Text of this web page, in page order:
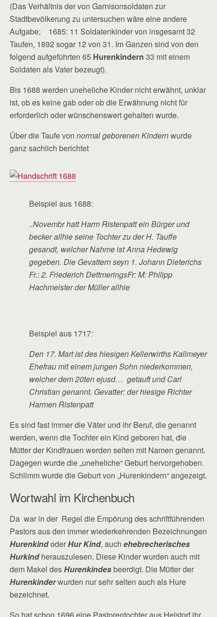
(Das Verhältnis der von Garnisonsoldaten zur
Stadtbevölkerung zu untersuchen wäre eine andere
Aufgabe; 1685: 11 Soldatenkinder von insgesamt 32
Taufen, 1892 sogar 12 von 31. Im Ganzen sind von den
folgend aufgeführten 65 Hurenkindern 33 mit einem
Soldaten als Vater bezeugt).
Bis 1688 werden uneheliche Kinder nicht erwähnt, unklar
ist, ob es keine gab oder ob die Erwähnung nicht für
erforderlich oder wünschenswert gehalten wurde.
Über die Taufe von normal geborenen Kindernwurde
ganz sachlich berichtet
Beispiel aus 1688:
..Novembr hatt Harm Ristenpatt ein Bürger und
becker allhie seine Tochter zu der H. Tauffe
gesandt, welcher Nahme ist Anna Hedewig
gegeben. Die Gevattern seyn 1. Johann Dieterichs
Fr.: 2. Friederich DettmeringsFr: M: Philipp
Hachmeister der Müller allhie
Beispiel aus 1717:
Den 17. Mart ist des hiesigen Kellerwirths Kallmeyer
Ehefrau mit einem jungen Sohn niederkommen,
welcher dem 20ten ejusd… getauft und Carl
Christian genannt. Gevatter: der hiesige Richter
Harmen Ristenpatt
Es sind fast immer die Väter und ihr Beruf, die genannt
werden, wenn die Tochter ein Kind geboren hat, die
Mütter der Kindfrauen werden selten mit Namen genannt.
Dagegen wurde die „uneheliche“ Geburt hervorgehoben.
Schlimm wurde die Geburt von „Hurenkindern“ angezeigt.
Wortwahl im Kirchenbuch
Da war in der Regel die Empörung des schriftführenden
Pastors aus den immer wiederkehrenden Bezeichnungen
HurenkindoderHur Kind, auch ehebrecherisches
Hurkindherauszulesen. Diese Kinder wurden auch mit
dem Makel desHurenkindesbeerdigt. Die Mütter der
Hurenkinderwurden nur sehr selten auch als Hure
bezeichnet.